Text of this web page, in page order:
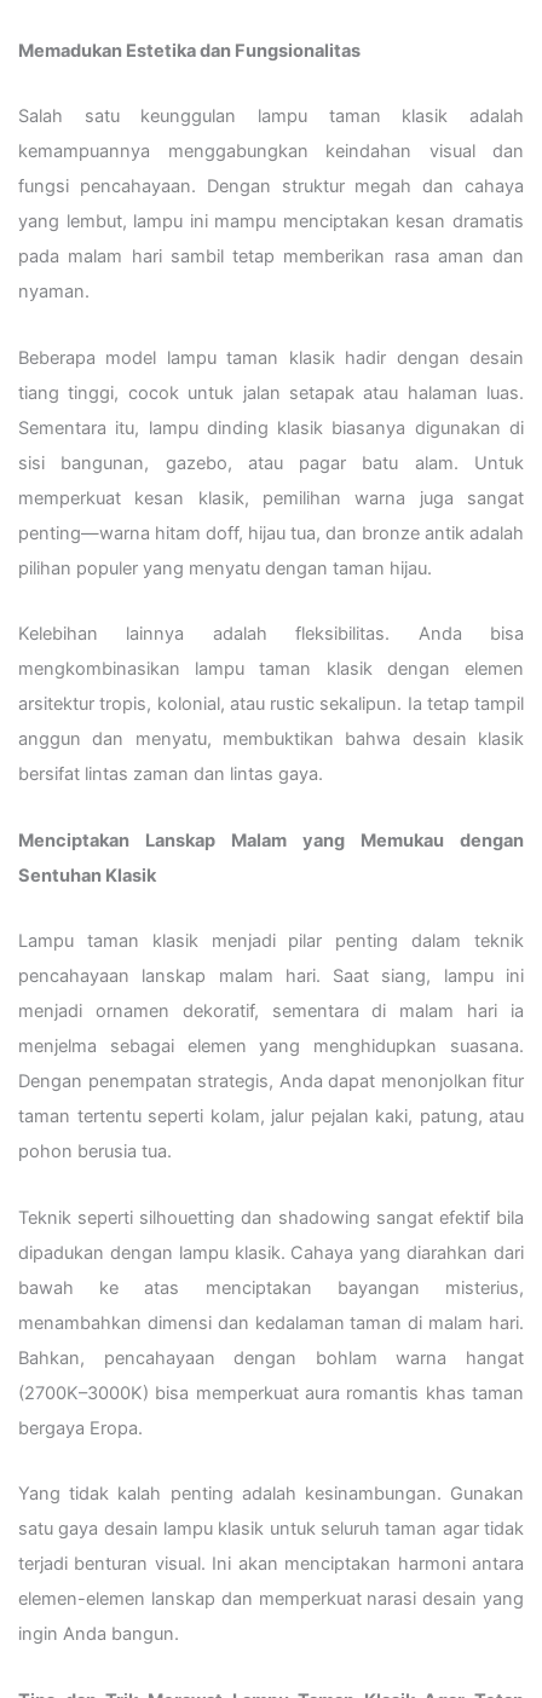
Memadukan Estetika dan Fungsionalitas
Salah satu keunggulan lampu taman klasik adalah
kemampuannya menggabungkan keindahan visual dan
fungsi pencahayaan. Dengan struktur megah dan cahaya
yang lembut, lampu ini mampu menciptakan kesan dramatis
pada malam hari sambil tetap memberikan rasa aman dan
nyaman.
Beberapa model lampu taman klasik hadir dengan desain
tiang tinggi, cocok untuk jalan setapak atau halaman luas.
Sementara itu, lampu dinding klasik biasanya digunakan di
sisi bangunan, gazebo, atau pagar batu alam. Untuk
memperkuat kesan klasik, pemilihan warna juga sangat
penting—warna hitam doff, hijau tua, dan bronze antik adalah
pilihan populer yang menyatu dengan taman hijau.
Kelebihan lainnya adalah fleksibilitas. Anda bisa
mengkombinasikan lampu taman klasik dengan elemen
arsitektur tropis, kolonial, atau rustic sekalipun. Ia tetap tampil
anggun dan menyatu, membuktikan bahwa desain klasik
bersifat lintas zaman dan lintas gaya.
Menciptakan Lanskap Malam yang Memukau dengan
Sentuhan Klasik
Lampu taman klasik menjadi pilar penting dalam teknik
pencahayaan lanskap malam hari. Saat siang, lampu ini
menjadi ornamen dekoratif, sementara di malam hari ia
menjelma sebagai elemen yang menghidupkan suasana.
Dengan penempatan strategis, Anda dapat menonjolkan fitur
taman tertentu seperti kolam, jalur pejalan kaki, patung, atau
pohon berusia tua.
Teknik seperti silhouetting dan shadowing sangat efektif bila
dipadukan dengan lampu klasik. Cahaya yang diarahkan dari
bawah ke atas menciptakan bayangan misterius,
menambahkan dimensi dan kedalaman taman di malam hari.
Bahkan, pencahayaan dengan bohlam warna hangat
(2700K–3000K) bisa memperkuat aura romantis khas taman
bergaya Eropa.
Yang tidak kalah penting adalah kesinambungan. Gunakan
satu gaya desain lampu klasik untuk seluruh taman agar tidak
terjadi benturan visual. Ini akan menciptakan harmoni antara
elemen-elemen lanskap dan memperkuat narasi desain yang
ingin Anda bangun.